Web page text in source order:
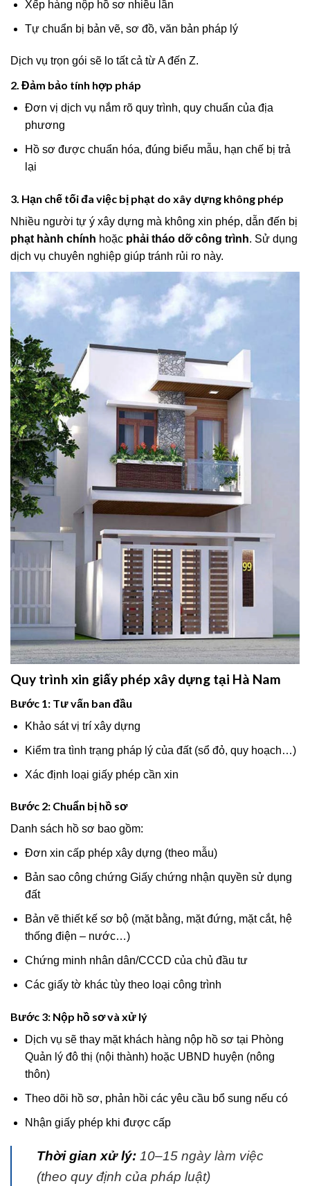
Xếp hàng nộp hồ sơ nhiều lần
Tự chuẩn bị bản vẽ, sơ đồ, văn bản pháp lý
Dịch vụ trọn gói sẽ lo tất cả từ A đến Z.
2. Đảm bảo tính hợp pháp
Đơn vị dịch vụ nắm rõ quy trình, quy chuẩn của địa
phương
Hồ sơ được chuẩn hóa, đúng biểu mẫu, hạn chế bị trả
lại
3. Hạn chế tối đa việc bị phạt do xây dựng không phép
Nhiều người tự ý xây dựng mà không xin phép, dẫn đến bị
phạt hành chính hoặc phải tháo dỡ công trình. Sử dụng
dịch vụ chuyên nghiệp giúp tránh rủi ro này.
Quy trình xin giấy phép xây dựng tại Hà Nam
Bước 1: Tư vấn ban đầu
Khảo sát vị trí xây dựng
Kiểm tra tình trạng pháp lý của đất (sổ đỏ, quy hoạch…)
Xác định loại giấy phép cần xin
Bước 2: Chuẩn bị hồ sơ
Danh sách hồ sơ bao gồm:
Đơn xin cấp phép xây dựng (theo mẫu)
Bản sao công chứng Giấy chứng nhận quyền sử dụng
đất
Bản vẽ thiết kế sơ bộ (mặt bằng, mặt đứng, mặt cắt, hệ
thống điện – nước…)
Chứng minh nhân dân/CCCD của chủ đầu tư
Các giấy tờ khác tùy theo loại công trình
Bước 3: Nộp hồ sơ và xử lý
Dịch vụ sẽ thay mặt khách hàng nộp hồ sơ tại Phòng
Quản lý đô thị (nội thành) hoặc UBND huyện (nông
thôn)
Theo dõi hồ sơ, phản hồi các yêu cầu bổ sung nếu có
Nhận giấy phép khi được cấp
Thời gian xử lý: 10–15 ngày làm việc
(theo quy định của pháp luật)